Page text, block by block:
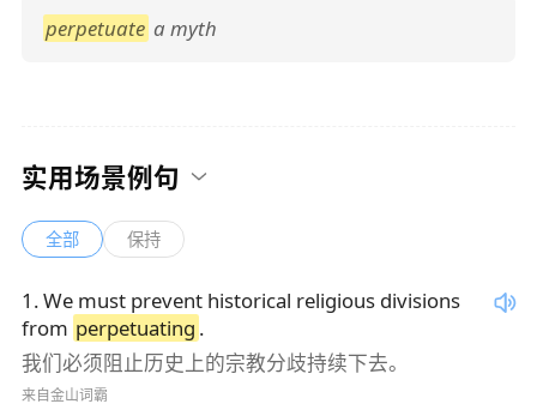
perpetuate a myth
实用场景例句
全部 保持
1 .We must prevent historical religious divisions
from perpetuating .
我们必须阻止历史上的宗教分歧持续下去。
来自金山词霸